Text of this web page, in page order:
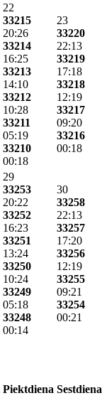
22
33215
20:26
33214
16:25
33213
14:10
33212
10:28
33211
05:19
33210
00:18
23
33220
22:13
33219
17:18
33218
12:19
33217
09:20
33216
00:18
29
33253
20:22
33252
16:23
33251
13:24
33250
10:24
33249
05:18
33248
00:14
30
33258
22:13
33257
17:20
33256
12:19
33255
09:21
33254
00:21
Piektdiena Sestdiena